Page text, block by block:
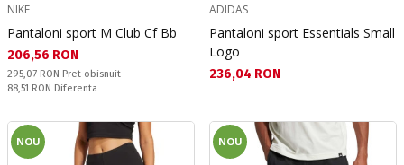
NIKE
Pantaloni sport M Club Cf Bb
Текуща цена:
206,56 RON
Pret obisnuit:
295,07 RON Pret obisnuit
Спестявате:
88,51 RON Diferenta
ADIDAS
Pantaloni sport Essentials Small
Logo
Текуща цена:
236,04 RON
NOU NOU